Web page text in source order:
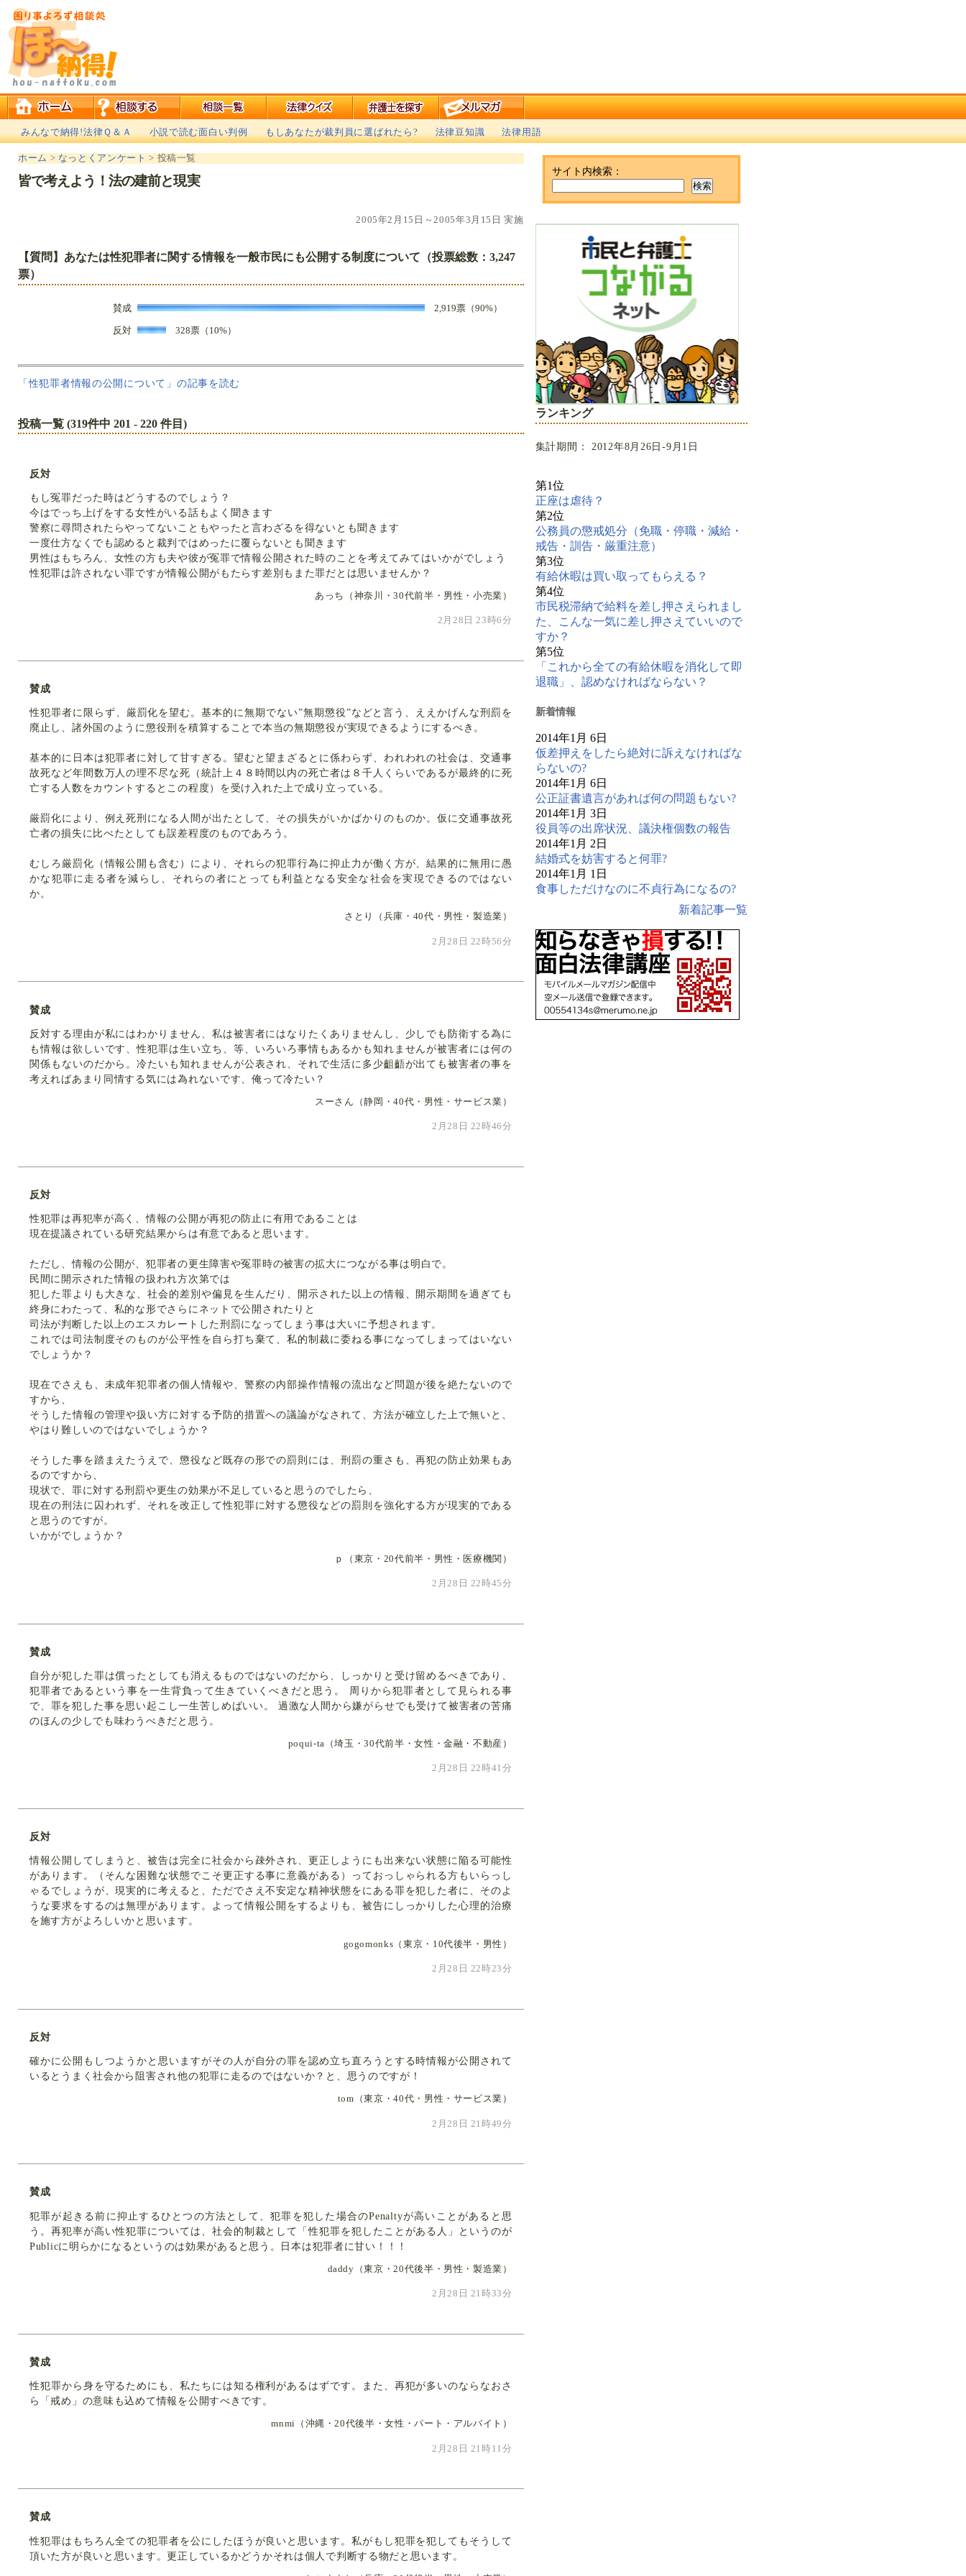
みんなで納得!法律Ｑ＆Ａ 小説で読む面白い判例 もしあなたが裁判員に選ばれたら? 法律豆知識 法律用語
ホーム > なっとくアンケート > 投稿一覧
皆で考えよう！法の建前と現実
2005年2月15日～2005年3月15日 実施
【質問】あなたは性犯罪者に関する情報を一般市民にも公開する制度について（投票総数：3,247
票）
賛成 2,919票（90%）
反対 328票（10%）
「性犯罪者情報の公開について」の記事を読む
投稿一覧 (319件中 201 - 220 件目)
反対
もし冤罪だった時はどうするのでしょう？
今はでっち上げをする女性がいる話もよく聞きます
警察に尋問されたらやってないこともやったと言わざるを得ないとも聞きます
一度仕方なくでも認めると裁判ではめったに覆らないとも聞きます
男性はもちろん、女性の方も夫や彼が冤罪で情報公開された時のことを考えてみてはいかがでしょう
性犯罪は許されない罪ですが情報公開がもたらす差別もまた罪だとは思いませんか？
あっち（神奈川・30代前半・男性・小売業）
2月28日 23時6分
賛成
性犯罪者に限らず、厳罰化を望む。基本的に無期でない”無期懲役”などと言う、ええかげんな刑罰を
廃止し、諸外国のように懲役刑を積算することで本当の無期懲役が実現できるようにするべき。
基本的に日本は犯罪者に対して甘すぎる。望むと望まざるとに係わらず、われわれの社会は、交通事
故死など年間数万人の理不尽な死（統計上４８時間以内の死亡者は８千人くらいであるが最終的に死
亡する人数をカウントするとこの程度）を受け入れた上で成り立っている。
厳罰化により、例え死刑になる人間が出たとして、その損失がいかばかりのものか。仮に交通事故死
亡者の損失に比べたとしても誤差程度のものであろう。
むしろ厳罰化（情報公開も含む）により、それらの犯罪行為に抑止力が働く方が、結果的に無用に愚
かな犯罪に走る者を減らし、それらの者にとっても利益となる安全な社会を実現できるのではない
か。
さとり（兵庫・40代・男性・製造業）
2月28日 22時56分
賛成
反対する理由が私にはわかりません、私は被害者にはなりたくありませんし、少しでも防衛する為に
も情報は欲しいです、性犯罪は生い立ち、等、いろいろ事情もあるかも知れませんが被害者には何の
関係もないのだから。冷たいも知れませんが公表され、それで生活に多少齟齬が出ても被害者の事を
考えればあまり同情する気には為れないです、俺って冷たい？
スーさん（静岡・40代・男性・サービス業）
2月28日 22時46分
反対
性犯罪は再犯率が高く、情報の公開が再犯の防止に有用であることは
現在提議されている研究結果からは有意であると思います。
ただし、情報の公開が、犯罪者の更生障害や冤罪時の被害の拡大につながる事は明白で。
民間に開示された情報の扱われ方次第では
犯した罪よりも大きな、社会的差別や偏見を生んだり、開示された以上の情報、開示期間を過ぎても
終身にわたって、私的な形でさらにネットで公開されたりと
司法が判断した以上のエスカレートした刑罰になってしまう事は大いに予想されます。
これでは司法制度そのものが公平性を自ら打ち棄て、私的制裁に委ねる事になってしまってはいない
でしょうか？
現在でさえも、未成年犯罪者の個人情報や、警察の内部操作情報の流出など問題が後を絶たないので
すから、
そうした情報の管理や扱い方に対する予防的措置への議論がなされて、方法が確立した上で無いと、
やはり難しいのではないでしょうか？
そうした事を踏まえたうえで、懲役など既存の形での罰則には、刑罰の重さも、再犯の防止効果もあ
るのですから、
現状で、罪に対する刑罰や更生の効果が不足していると思うのでしたら、
現在の刑法に囚われず、それを改正して性犯罪に対する懲役などの罰則を強化する方が現実的である
と思うのですが。
いかがでしょうか？
ｐ（東京・20代前半・男性・医療機関）
2月28日 22時45分
賛成
自分が犯した罪は償ったとしても消えるものではないのだから、しっかりと受け留めるべきであり、
犯罪者であるという事を一生背負って生きていくべきだと思う。 周りから犯罪者として見られる事
で、罪を犯した事を思い起こし一生苦しめばいい。 過激な人間から嫌がらせでも受けて被害者の苦痛
のほんの少しでも味わうべきだと思う。
poqui-ta（埼玉・30代前半・女性・金融・不動産）
2月28日 22時41分
反対
情報公開してしまうと、被告は完全に社会から疎外され、更正しようにも出来ない状態に陥る可能性
があります。（そんな困難な状態でこそ更正する事に意義がある）っておっしゃられる方もいらっし
ゃるでしょうが、現実的に考えると、ただでさえ不安定な精神状態をにある罪を犯した者に、そのよ
うな要求をするのは無理があります。よって情報公開をするよりも、被告にしっかりした心理的治療
を施す方がよろしいかと思います。
gogomonks（東京・10代後半・男性）
2月28日 22時23分
反対
確かに公開もしつようかと思いますがその人が自分の罪を認め立ち直ろうとする時情報が公開されて
いるとうまく社会から阻害され他の犯罪に走るのではないか？と、思うのですが！
tom（東京・40代・男性・サービス業）
2月28日 21時49分
賛成
犯罪が起きる前に抑止するひとつの方法として、犯罪を犯した場合のPenaltyが高いことがあると思
う。再犯率が高い性犯罪については、社会的制裁として「性犯罪を犯したことがある人」というのが
Publicに明らかになるというのは効果があると思う。日本は犯罪者に甘い！！！
daddy（東京・20代後半・男性・製造業）
2月28日 21時33分
賛成
性犯罪から身を守るためにも、私たちには知る権利があるはずです。また、再犯が多いのならなおさ
ら「戒め」の意味も込めて情報を公開すべきです。
mnmi（沖縄・20代後半・女性・パート・アルバイト）
2月28日 21時11分
賛成
性犯罪はもちろん全ての犯罪者を公にしたほうが良いと思います。私がもし犯罪を犯してもそうして
頂いた方が良いと思います。更正しているかどうかそれは個人で判断する物だと思います。
サイト内検索：
ランキング
集計期間： 2012年8月26日-9月1日
第1位
正座は虐待？
第2位
公務員の懲戒処分（免職・停職・減給・
戒告・訓告・厳重注意）
第3位
有給休暇は買い取ってもらえる？
第4位
市民税滞納で給料を差し押さえられまし
た、こんな一気に差し押さえていいので
すか？
第5位
「これから全ての有給休暇を消化して即
退職」、認めなければならない？
新着情報
2014年1月 6日
仮差押えをしたら絶対に訴えなければな
らないの?
2014年1月 6日
公正証書遺言があれば何の問題もない?
2014年1月 3日
役員等の出席状況、議決権個数の報告
2014年1月 2日
結婚式を妨害すると何罪?
2014年1月 1日
食事しただけなのに不貞行為になるの?
新着記事一覧